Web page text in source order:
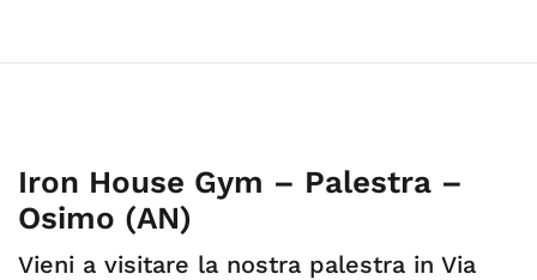
Iron House Gym – Palestra –
Osimo (AN)
Vieni a visitare la nostra palestra in Via